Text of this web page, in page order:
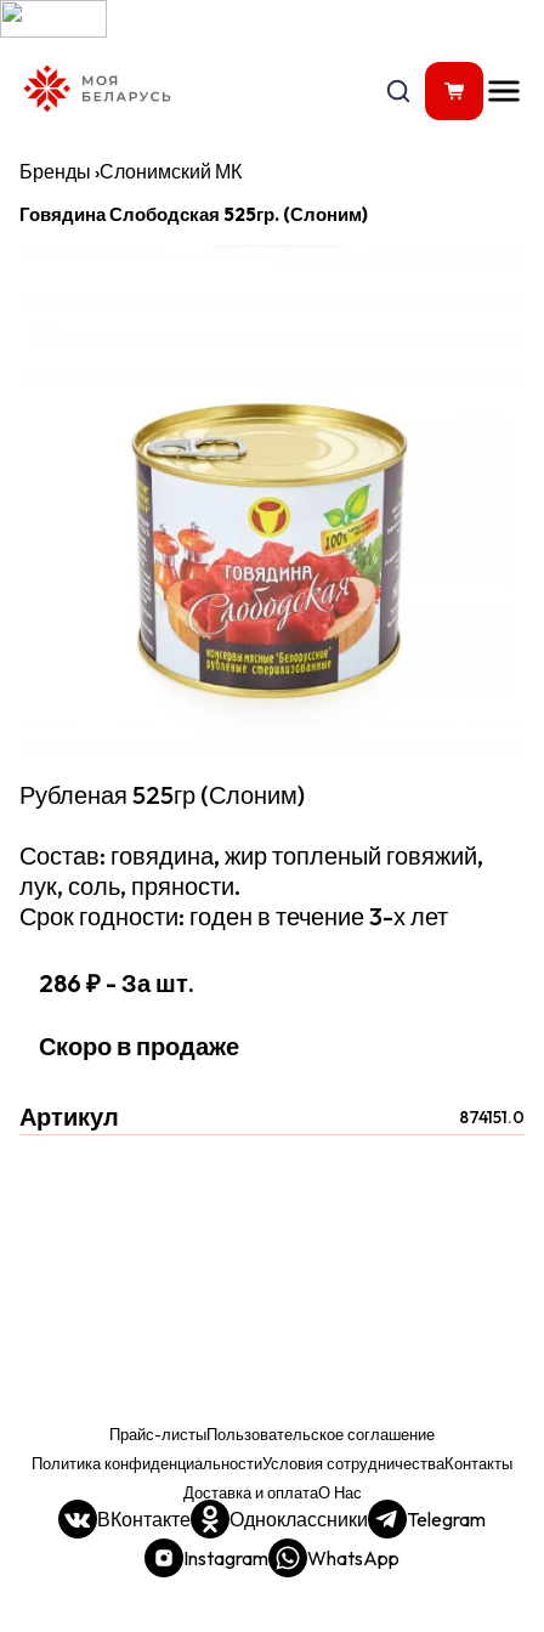
Бренды ›Слонимский МК
Говядина Слободская 525гр. (Слоним)
Рубленая 525гр (Слоним)
Состав: говядина, жир топленый говяжий,
лук, соль, пряности.
Срок годности: годен в течение 3-х лет
286 ₽ - За шт.
Скоро в продаже
Артикул 874151.0
Прайс-листыПользовательское соглашение
Политика конфиденциальностиУсловия сотрудничестваКонтакты
Доставка и оплатаО Нас
ВКонтакте Одноклассники
Telegram
Instagram
WhatsApp